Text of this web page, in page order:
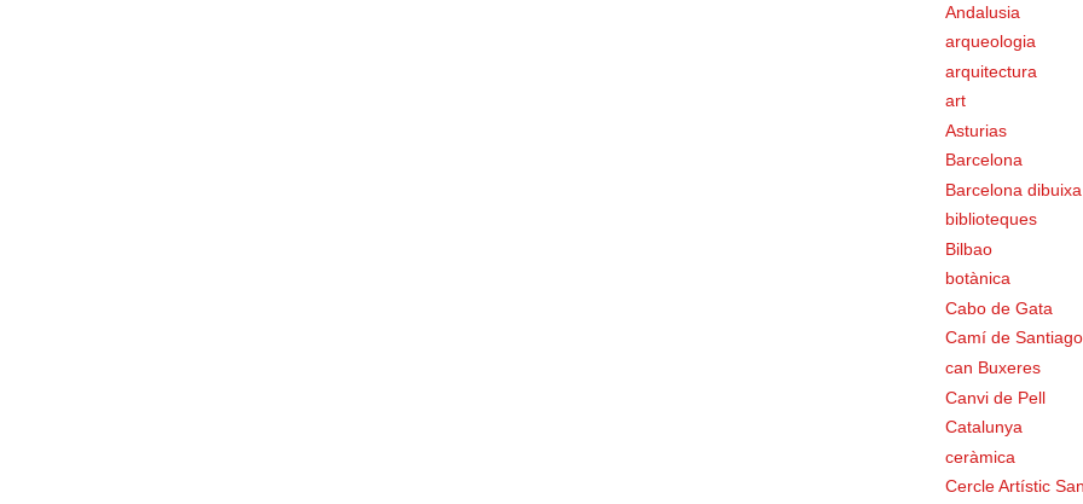
Andalusia
arqueologia
arquitectura
art
Asturias
Barcelona
Barcelona dibuixa
biblioteques
Bilbao
botànica
Cabo de Gata
Camí de Santiago
can Buxeres
Canvi de Pell
Catalunya
ceràmica
Cercle Artístic